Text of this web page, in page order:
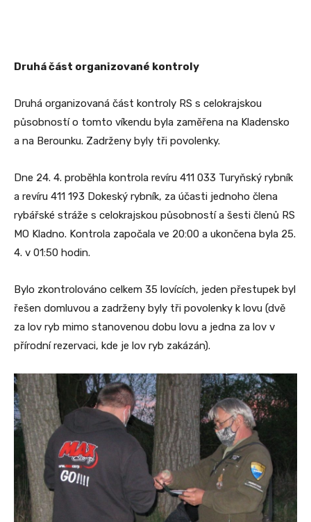
Druhá část organizované kontroly
Druhá organizovaná část kontroly RS s celokrajskou
působností o tomto víkendu byla zaměřena na Kladensko
a na Berounku. Zadrženy byly tři povolenky.
Dne 24. 4. proběhla kontrola revíru 411 033 Turyňský rybník
a revíru 411 193 Dokeský rybník, za účasti jednoho člena
rybářské stráže s celokrajskou působností a šesti členů RS
MO Kladno. Kontrola započala ve 20:00 a ukončena byla 25.
4. v 01:50 hodin.
Bylo zkontrolováno celkem 35 lovících, jeden přestupek byl
řešen domluvou a zadrženy byly tři povolenky k lovu (dvě
za lov ryb mimo stanovenou dobu lovu a jedna za lov v
přírodní rezervaci, kde je lov ryb zakázán).